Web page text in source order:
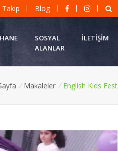
Takip | Blog | | |
SOSYAL
ALANLAR
İLETIŞIM
/ Makaleler / English Kids Fest